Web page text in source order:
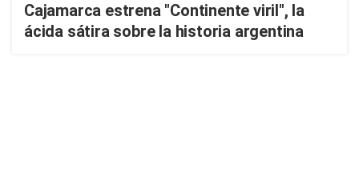
Cajamarca estrena "Continente viril", la
ácida sátira sobre la historia argentina